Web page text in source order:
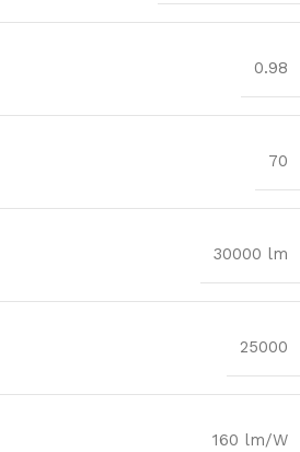
0.98
70
30000 lm
25000
160 lm/W